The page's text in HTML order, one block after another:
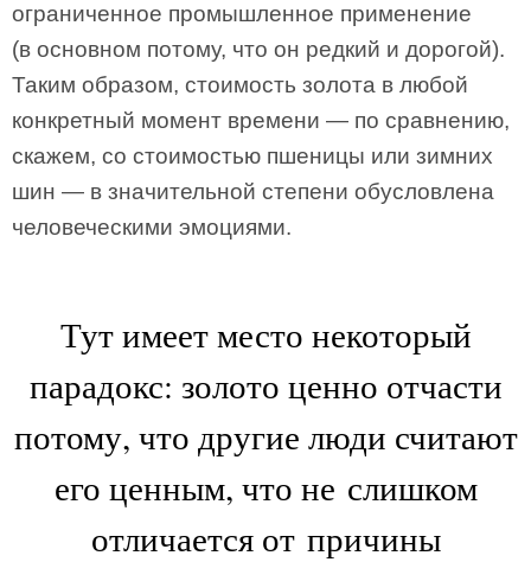
ограниченное промышленное применение
(в основном потому, что он редкий и дорогой).
Таким образом, стоимость золота в любой
конкретный момент времени — по сравнению,
скажем, со стоимостью пшеницы или зимних
шин — в значительной степени обусловлена
человеческими эмоциями.
Тут имеет место некоторый
парадокс: золото ценно отчасти
потому, что другие люди считают
его ценным, что не слишком
отличается от причины